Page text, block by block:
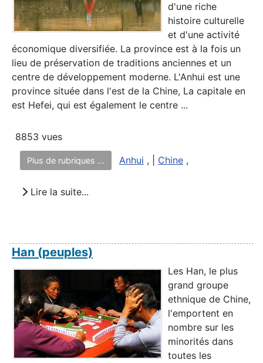
d'une riche
histoire culturelle
et d'une activité
économique diversifiée. La province est à la fois un
lieu de préservation de traditions anciennes et un
centre de développement moderne. L'Anhui est une
province située dans l'est de la Chine, La capitale en
est Hefei, qui est également le centre ...
8853 vues
Plus de rubriques ... Anhui , | Chine ,
Lire la suite...
Han (peuples)
Les Han, le plus
grand groupe
ethnique de Chine,
l'emportent en
nombre sur les
minorités dans
toutes les